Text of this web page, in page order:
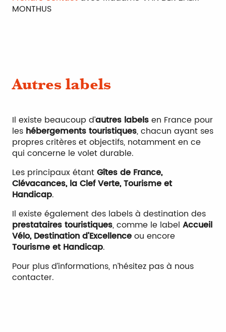
MONTHUS
Autres labels
Il existe beaucoup d’autres labelsen France pour
les hébergements touristiques, chacun ayant ses
propres critères et objectifs, notamment en ce
qui concerne le volet durable.
Les principaux étantGîtes de France,
Clévacances, la Clef Verte, Tourisme et
Handicap.
Il existe également des labels à destination des
prestataires touristiques, comme le label Accueil
Vélo, Destination d’Excellenceou encore
Tourisme et Handicap.
Pour plus d’informations, n’hésitez pas à nous
contacter.